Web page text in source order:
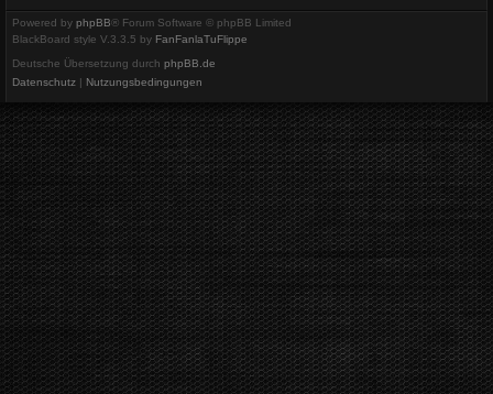
Powered by phpBB® Forum Software © phpBB Limited
BlackBoard style V.3.3.5 by FanFanlaTuFlippe
Deutsche Übersetzung durch phpBB.de
Datenschutz
Nutzungsbedingungen